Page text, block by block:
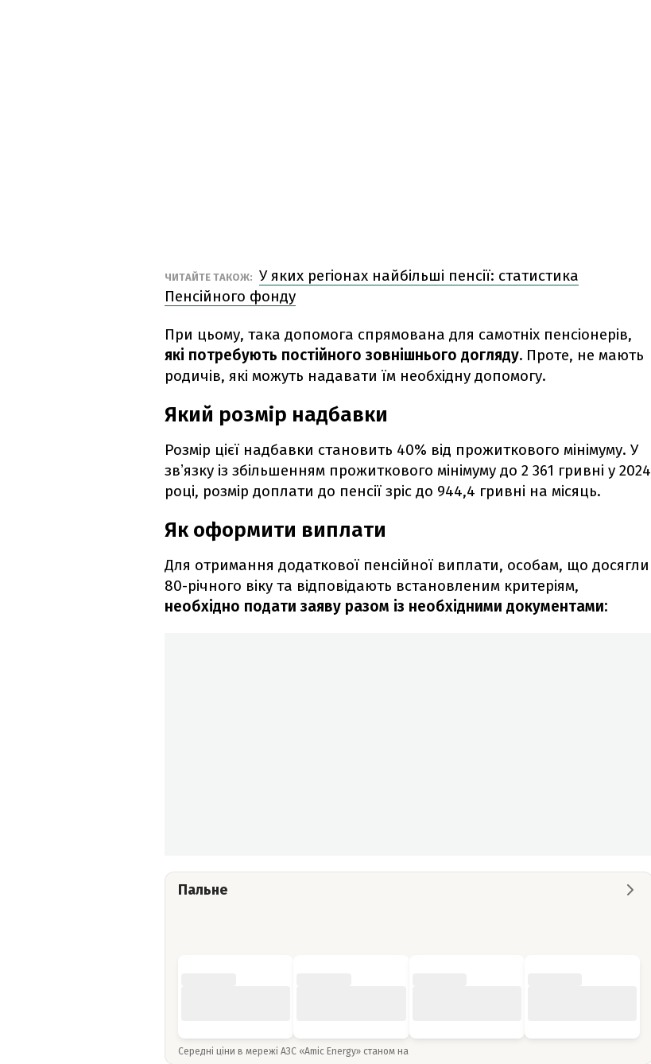
ЧИТАЙТЕ ТАКОЖ: У яких регіонах найбільші пенсії: статистика
Пенсійного фонду
При цьому, така допомога спрямована для самотніх пенсіонерів,
які потребують постійного зовнішнього догляду. Проте, не мають
родичів, які можуть надавати їм необхідну допомогу.
Який розмір надбавки
Розмір цієї надбавки становить 40% від прожиткового мінімуму. У
звʼязку із збільшенням прожиткового мінімуму до 2 361 гривні у 2024
році, розмір доплати до пенсії зріс до 944,4 гривні на місяць.
Як оформити виплати
Для отримання додаткової пенсійної виплати, особам, що досягли
80-річного віку та відповідають встановленим критеріям,
необхідно подати заяву разом із необхідними документами:
Пальне
Середні ціни в мережі АЗС «Amic Energy» станом на